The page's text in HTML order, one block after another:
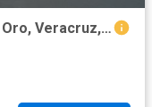
Departamento en renta Costa De Oro, Veracruz, México